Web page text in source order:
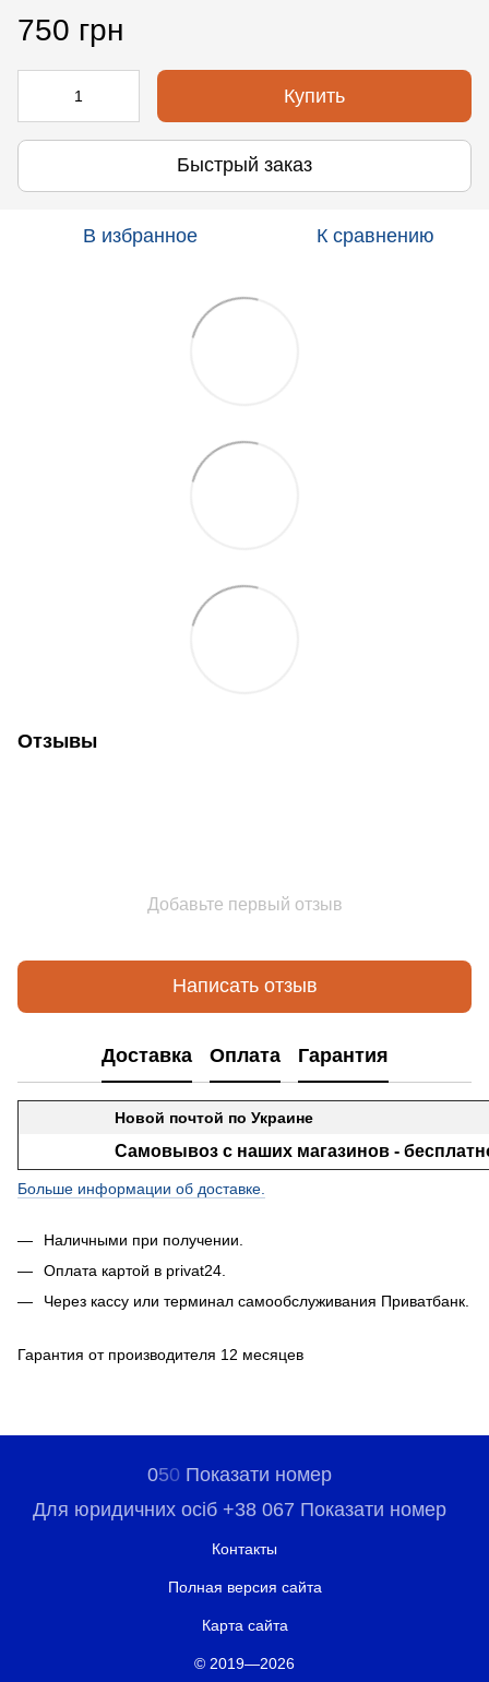
750 грн
Купить
Быстрый заказ
В избранное К сравнению
Отзывы
Добавьте первый отзыв
Написать отзыв
Доставка Оплата Гарантия
Новой почтой по Украине
Самовывоз с наших магазинов -
Больше информации об доставке.
Наличными при получении.
Оплата картой в privat24.
Через кассу или терминал самообслуживания Приватбанк.
Гарантия от производителя 12 месяцев
050 Показати номер
Для юридичних осіб +38 067 Показати номер
Контакты
Полная версия сайта
Карта сайта
© 2019—2026